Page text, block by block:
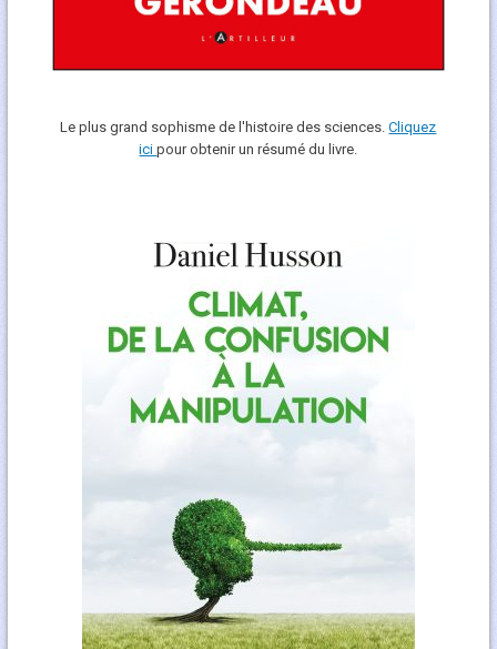
Le plus grand sophisme de l'histoire des sciences.Cliquez
icipour obtenir un résumé du livre.